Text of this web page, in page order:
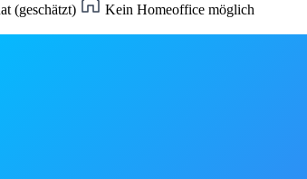
(geschätzt)
Kein Homeoffice möglich